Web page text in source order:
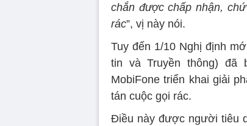
chắn được chấp nhận,
rác”, vị này nói.
Tuy đến 1/10 Nghị định
tin và Truyền thông) đã
MobiFone triển khai giải
tán cuộc gọi rác.
Điều này được người tiêu